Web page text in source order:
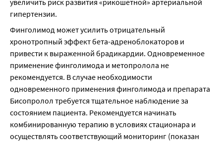
увеличить риск развития «рикошетной» артериальной
гипертензии.
Финголимод может усилить отрицательный
хронотропный эффект бета-адреноблокаторов и
привести к выраженной брадикардии. Одновременное
применение финголимода и метопролола не
рекомендуется. В случае необходимости
одновременного применения финголимода и препарата
Бисопролол требуется тщательное наблюдение за
состоянием пациента. Рекомендуется начинать
комбинированную терапию в условиях стационара и
осуществлять соответствующий мониторинг (показан